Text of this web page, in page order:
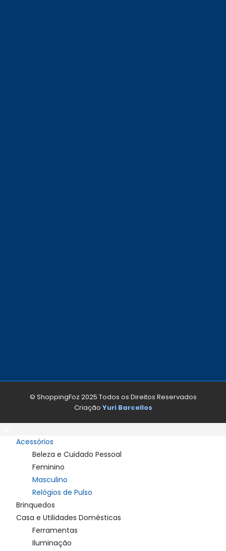
© ShoppingFoz 2025 Todos os Direitos Reservados
Criação Yuri Barcellos
Acessórios
Beleza e Cuidado Pessoal
Feminino
Masculino
Relógios de Pulso
Brinquedos
Casa e Utilidades Domésticas
Ferramentas
Iluminação